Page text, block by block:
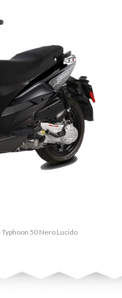
50 Nero Lucido